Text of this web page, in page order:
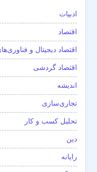
ادبیات
اقتصاد
اقتصاد دیجیتال و
اقتصاد گردشی
اندیشه
تجاری‌سازی
تحلیل کسب و کار
دین
رایانه